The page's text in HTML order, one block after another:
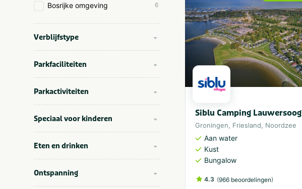
Bosrijke omgeving 6
Verblijfstype
Parkfaciliteiten
Parkactiviteiten
Speciaal voor kinderen
Eten en drinken
Ontspanning
Siblu Camping Lauwersoog
Groningen, Friesland, Noordzee
Aan water
Kust
Bungalow
4.3 (966 beoordelingen)